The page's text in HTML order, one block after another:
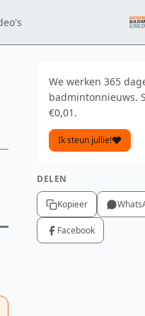
We werken 365
badmintonnieuws.
€0,01.
Ik steun jullie!
DELEN
Kopieer
Facebook